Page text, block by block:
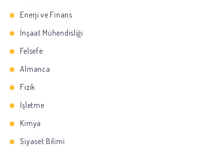
Enerji ve Finans
İnşaat Mühendisliği
Felsefe
Almanca
Fizik
İşletme
Kimya
Siyaset Bilimi